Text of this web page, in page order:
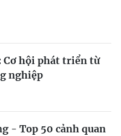
Cơ hội phát triển từ
nghiệp
- Top 50 cảnh quan